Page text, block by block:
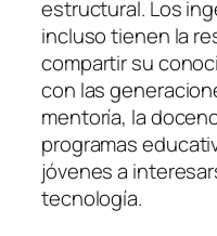
estructural. Los
incluso tienen la
compartir su
con las
mentoría, la
programas
jóvenes a
tecnología.